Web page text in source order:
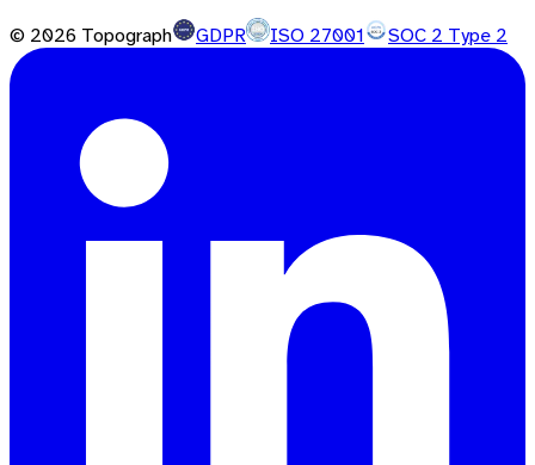
© 2026 Topograph GDPR ISO 27001 SOC 2 Type 2